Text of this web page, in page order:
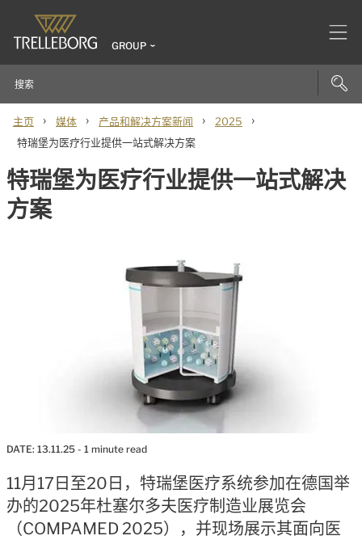
GROUP
主页 › 媒体 › 产品和解决方案新闻 › 2025 ›
特瑞堡为医疗行业提供一站式解决方案
特瑞堡为医疗行业提供一站式解决
方案
DATE: 13.11.25 - 1 minute read
11月17日至20日，特瑞堡医疗系统参加在德国举
办的2025年杜塞尔多夫医疗制造业展览会
（COMPAMED 2025），并现场展示其面向医